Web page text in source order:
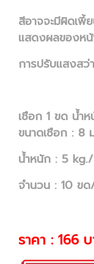
สีอาจจะมีผิดเพี้
แสดงผลของห
การปรับแสงส
เชือก 1 ขด น้ำ
ขนาดเชือก : 8
น้ำหนัก : 5
จำนวน : 10 ข
ราคา : 166